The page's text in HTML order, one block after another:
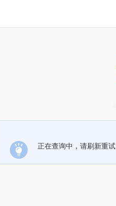
正在查询中，请刷新重试